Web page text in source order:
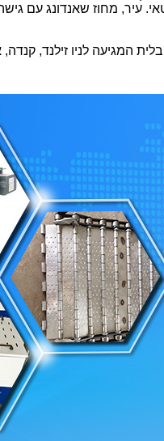
מחוז שאנדונג עם
המגיעה לניו זילנד,